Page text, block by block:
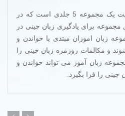
مجموعه آموزشی راه موفقیت یک مجموعه 5 جلدی است که در
مجموعه برای یادگیری زبان چینی در
زبان اموزان مبتدی با خواندن و
و مکالمات روزمره زبان چینی را
زبان آموز می تواند خواندن و
را فرا بگیرد.